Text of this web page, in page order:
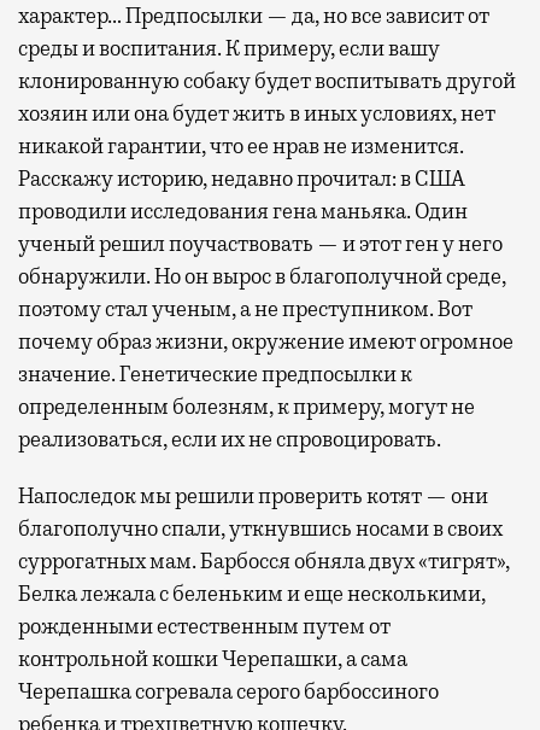
характер… Предпосылки — да, но все зависит от
среды и воспитания. К примеру, если вашу
клонированную собаку будет воспитывать другой
хозяин или она будет жить в иных условиях, нет
никакой гарантии, что ее нрав не изменится.
Расскажу историю, недавно прочитал: в США
проводили исследования гена маньяка. Один
ученый решил поучаствовать — и этот ген у него
обнаружили. Но он вырос в благополучной среде,
поэтому стал ученым, а не преступником. Вот
почему образ жизни, окружение имеют огромное
значение. Генетические предпосылки к
определенным болезням, к примеру, могут не
реализоваться, если их не спровоцировать.
Напоследок мы решили проверить котят — они
благополучно спали, уткнувшись носами в своих
суррогатных мам. Барбосся обняла двух «тигрят»,
Белка лежала с беленьким и еще несколькими,
рожденными естественным путем от
контрольной кошки Черепашки, а сама
Черепашка согревала серого барбоссиного
ребенка и трехцветную кошечку.